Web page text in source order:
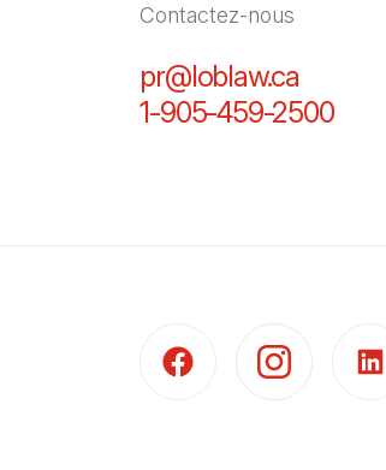
Contactez-nous
pr@loblaw.ca
1-905-459-2500(Il